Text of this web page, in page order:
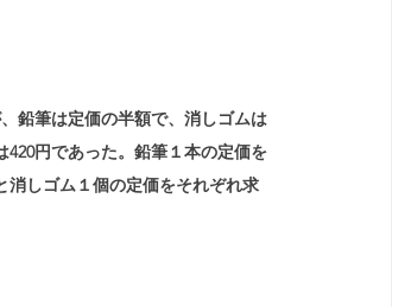
鉛筆は定価の半額で、消しゴムは
円であった。鉛筆１本の定価を
消しゴム１個の定価をそれぞれ求